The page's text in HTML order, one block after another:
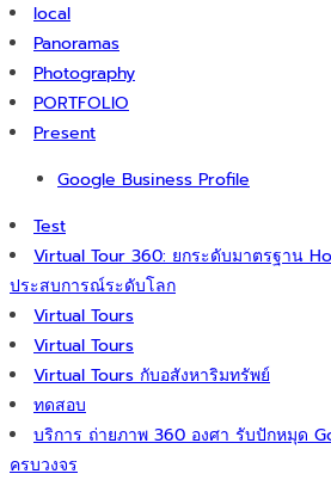
local
Panoramas
Photography
PORTFOLIO
Present
Google Business Profile
Test
Virtual Tour 360: ยกระดับมาตรฐาน
ประสบการณ์ระดับโลก
Virtual Tours
Virtual Tours
Virtual Tours กับอสังหาริมทรัพย์
ทดสอบ
บริการ ถ่ายภาพ 360 องศา รับปักหมุด
ครบวงจร